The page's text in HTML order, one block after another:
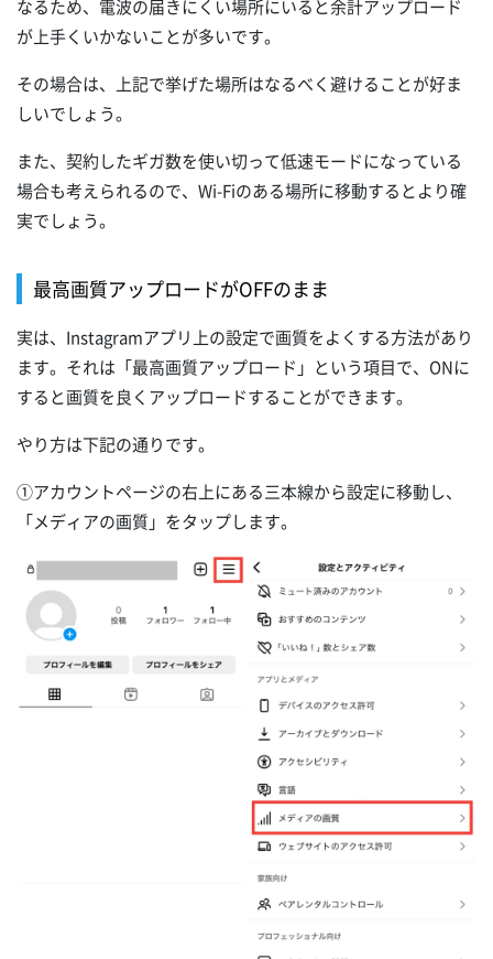
なるため、電波の届きにくい場所にいると余計アップロード
が上手くいかないことが多いです。
その場合は、上記で挙げた場所はなるべく避けることが好ま
しいでしょう。
また、契約したギガ数を使い切って低速モードになっている
場合も考えられるので、Wi-Fiのある場所に移動するとより確
実でしょう。
最高画質アップロードがOFFのまま
実は、Instagramアプリ上の設定で画質をよくする方法があり
ます。それは「最高画質アップロード」という項目で、ONに
すると画質を良くアップロードすることができます。
やり方は下記の通りです。
①アカウントページの右上にある三本線から設定に移動し、
「メディアの画質」をタップします。